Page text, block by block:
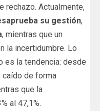
rechazo. Actualmente,
su gestión,
, mientras que un
la incertidumbre. Lo
es la tendencia: desde
caído de forma
que la
al 47,1%.